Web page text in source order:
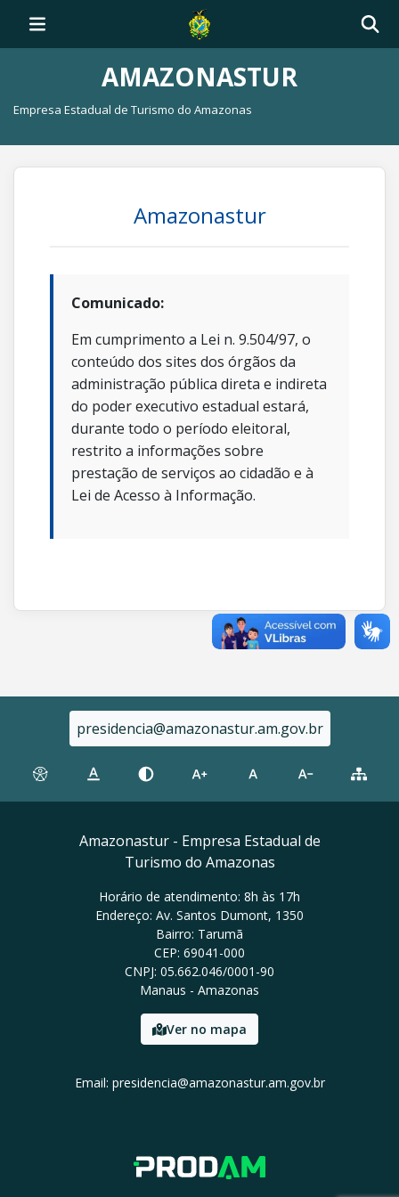
AMAZONASTUR
Empresa Estadual de Turismo do Amazonas
Amazonastur
Comunicado:
Em cumprimento a Lei n. 9.504/97, o
conteúdo dos sites dos órgãos da
administração pública direta e indireta
do poder executivo estadual estará,
durante todo o período eleitoral,
restrito a informações sobre
prestação de serviços ao cidadão e à
Lei de Acesso à Informação.
presidencia@amazonastur.am.gov.br
Amazonastur - Empresa Estadual de
Turismo do Amazonas
Horário de atendimento: 8h às 17h
Endereço: Av. Santos Dumont, 1350
Bairro: Tarumã
CEP: 69041-000
CNPJ: 05.662.046/0001-90
Manaus - Amazonas
Ver no mapa
Email: presidencia@amazonastur.am.gov.br